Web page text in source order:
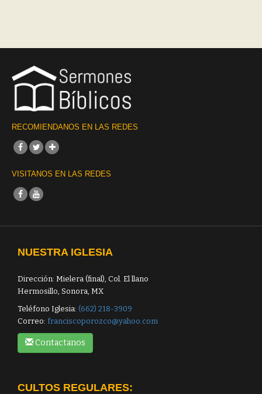
RECOMIENDANOS EN LAS REDES
VISITANOS EN LAS REDES
NUESTRA IGLESIA
Dirección: Mielera (final), Col. El llano
Hermosillo, Sonora, MX
Teléfono Iglesia: (662) 218-3909
Correo: franciscoporozco@yahoo.com
Contactanos
CULTOS REGULARES: